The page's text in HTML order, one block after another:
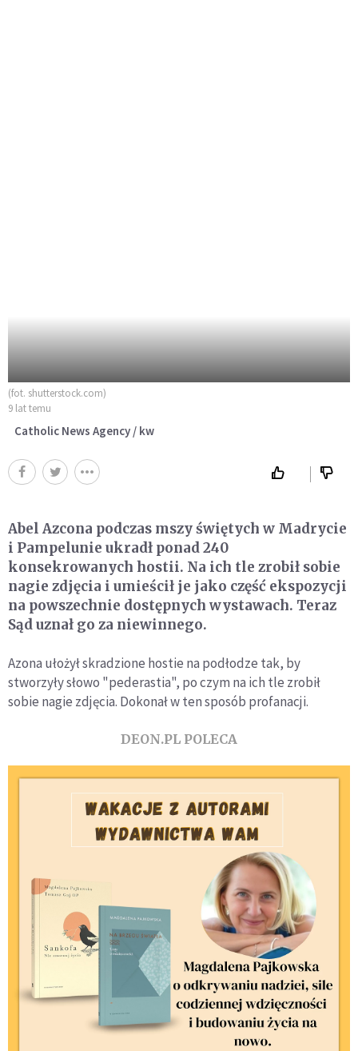
(fot. shutterstock.com)
9 lat temu
Catholic News Agency / kw
Abel Azcona podczas mszy świętych w Madrycie
i Pampelunie ukradł ponad 240
konsekrowanych hostii. Na ich tle zrobił sobie
nagie zdjęcia i umieścił je jako część ekspozycji
na powszechnie dostępnych wystawach. Teraz
Sąd uznał go za niewinnego.
Azona ułożył skradzione hostie na podłodze tak, by
stworzyły słowo "pederastia", po czym na ich tle zrobił
sobie nagie zdjęcia. Dokonał w ten sposób profanacji.
DEON.PL POLECA